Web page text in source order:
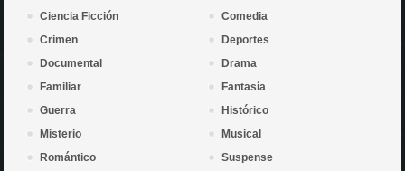
Ciencia Ficción
Comedia
Crimen
Deportes
Documental
Drama
Familiar
Fantasía
Guerra
Histórico
Misterio
Musical
Romántico
Suspense